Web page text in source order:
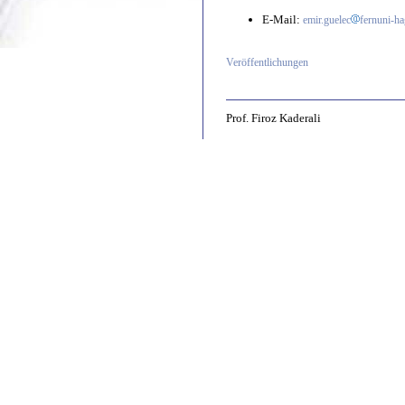
E-Mail: emir.guelec fernuni-
Veröffentlichungen
Prof. Firoz Kaderali